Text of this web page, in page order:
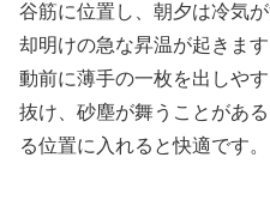
谷筋に位置し、朝夕は冷気
却明けの急な昇温が起きま
動前に薄手の一枚を出しや
抜け、砂塵が舞うことがあ
る位置に入れると快適です。